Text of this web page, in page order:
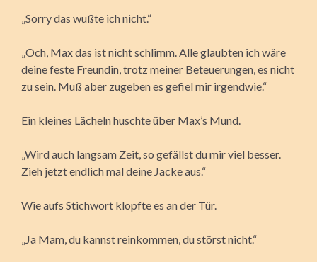
„Sorry das wußte ich nicht.“
„Och, Max das ist nicht schlimm. Alle glaubten ich wäre
deine feste Freundin, trotz meiner Beteuerungen, es nicht
zu sein. Muß aber zugeben es gefiel mir irgendwie.“
Ein kleines Lächeln huschte über Max’s Mund.
„Wird auch langsam Zeit, so gefällst du mir viel besser.
Zieh jetzt endlich mal deine Jacke aus.“
Wie aufs Stichwort klopfte es an der Tür.
„Ja Mam, du kannst reinkommen, du störst nicht.“